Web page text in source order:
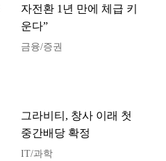
자전환 1년 만에 체급 키
운다”
금융/증권
그라비티, 창사 이래 첫
중간배당 확정
IT/과학